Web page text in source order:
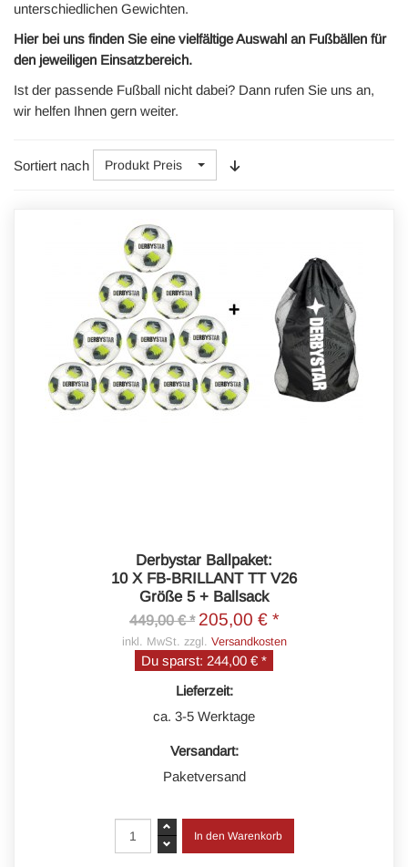
unterschiedlichen Gewichten.
Hier bei uns finden Sie eine vielfältige Auswahl an Fußbällen für
den jeweiligen Einsatzbereich.
Ist der passende Fußball nicht dabei? Dann rufen Sie uns an,
wir helfen Ihnen gern weiter.
Sortiert nach Produkt Preis
Derbystar Ballpaket:
10 X FB-BRILLANT TT V26
Größe 5 + Ballsack
449,00 € * 205,00 € *
inkl. MwSt. zzgl. Versandkosten
Du sparst: 244,00 € *
Lieferzeit:
ca. 3-5 Werktage
Versandart:
Paketversand